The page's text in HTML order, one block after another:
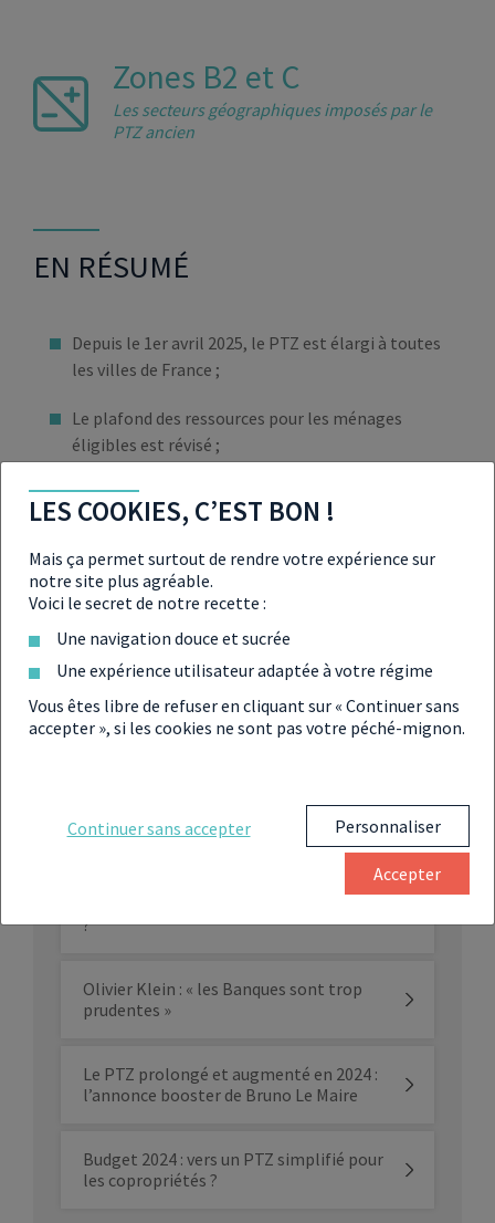
Zones B2 et C
Les secteurs géographiques imposés par le
PTZ ancien
EN RÉSUMÉ
Depuis le 1er avril 2025, le PTZ est élargi à toutes
les villes de France ;
Le plafond des ressources pour les ménages
éligibles est révisé ;
Le PTZ est désormais applicable pour l’achat de
maison individuelle ;
Les conditions du PTZ ancien ne changent pas,
hormis l’obligation de réaliser des travaux
?
Olivier Klein : « les Banques sont trop
prudentes »
Le PTZ prolongé et augmenté en 2024 :
l’annonce booster de Bruno Le Maire
Budget 2024 : vers un PTZ simplifié pour
les copropriétés ?
LES COOKIES, C’EST BON !
Mais ça permet surtout de rendre votre expérience sur
notre site plus agréable.
Voici le secret de notre recette :
Une navigation douce et sucrée
Une expérience utilisateur adaptée à votre régime
Vous êtes libre de refuser en cliquant sur « Continuer sans
accepter », si les cookies ne sont pas votre péché-mignon.
Continuer sans accepter Personnaliser
Accepter